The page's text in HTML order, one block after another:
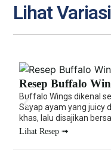
Lihat
Resep Buffalo
Buffalo Wings dikenal
Sayap ayam yang juicy
khas, lalu disajikan
Lihat Resep ➟